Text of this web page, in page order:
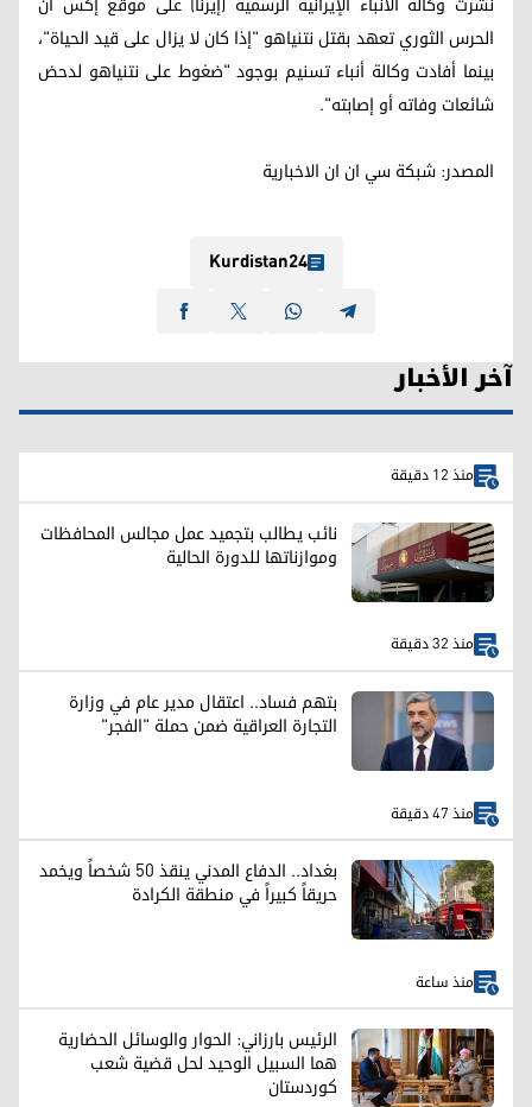
الحرس الثوري تعهد بقتل نتنياهو "إذا كان لا يزال على قيد الحياة"،
بينما أفادت وكالة أنباء تسنيم بوجود "ضغوط على نتنياهو لدحض
شائعات وفاته أو إصابته".
المصدر: شبکة سي ان ان الاخباریة
Kurdistan24
آخر الأخبار
منذ 12 دقيقة
نائب يطالب بتجميد عمل مجالس المحافظات
وموازناتها للدورة الحالية
منذ 32 دقيقة
بتهم فساد.. اعتقال مدير عام في وزارة
التجارة العراقية ضمن حملة "الفجر"
منذ 47 دقيقة
بغداد.. الدفاع المدني ينقذ 50 شخصاً ويخمد
حريقاً كبيراً في منطقة الكرادة
منذ ساعة
الرئيس بارزاني: الحوار والوسائل الحضارية
هما السبيل الوحيد لحل قضية شعب
كوردستان